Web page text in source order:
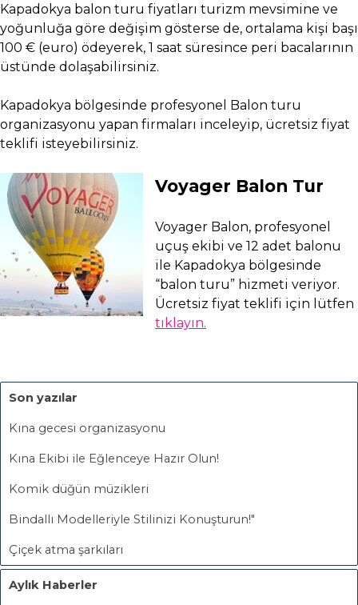
Kapadokya balon turu fiyatları turizm mevsimine ve
yoğunluğa göre değişim gösterse de, ortalama kişi başı
100 € (euro) ödeyerek, 1 saat süresince peri bacalarının
üstünde dolaşabilirsiniz.
Kapadokya bölgesinde profesyonel Balon turu
organizasyonu yapan firmaları inceleyip, ücretsiz fiyat
teklifi isteyebilirsiniz.
Voyager Balon Tur
Voyager Balon, profesyonel
uçuş ekibi ve 12 adet balonu
ile Kapadokya bölgesinde
“balon turu” hizmeti veriyor.
Ücretsiz fiyat teklifi için lütfen
tıklayın.
Son yazılar
Kına gecesi organizasyonu
Kına Ekibi ile Eğlenceye Hazır Olun!
Komik düğün müzikleri
Bindallı Modelleriyle Stilinizi Konuşturun!"
Çiçek atma şarkıları
Aylık Haberler